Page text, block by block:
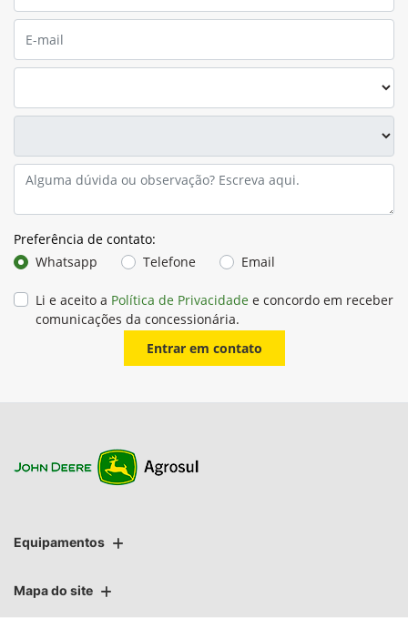
Preferência de contato:
Whatsapp
Telefone Email
Li e aceito a Política de Privacidade e concordo em receber
comunicações da concessionária.
Entrar em contato
Equipamentos
Mapa do site